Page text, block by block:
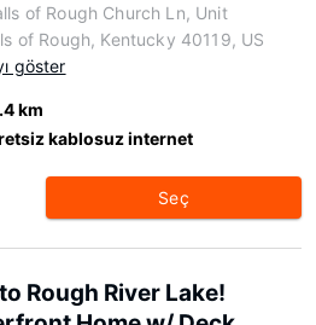
of Rough Church Ln, Unit
of Rough, Kentucky 40119, US
göster
km
kablosuz internet
Seç
Rough River Lake!